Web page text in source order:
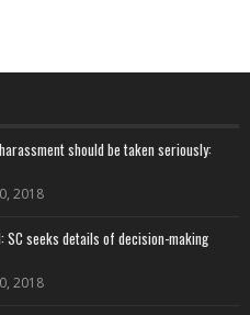
should be taken seriously:
2018
SC seeks details of decision-making
2018